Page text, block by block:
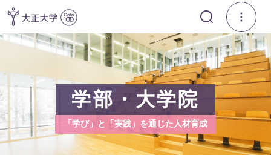
学部・大学院
「学び」と「実践」を通じた人材育成